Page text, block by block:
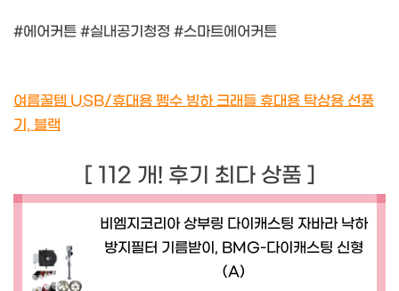
#에어커튼 #실내공기청정 #스마트에어커튼
여름꿀템 USB/휴대용 펭수 빙하 크래들 휴대용 탁상용 선풍
기, 블랙
[ 112 개! 후기 최다 상품 ]
비엠지코리아 상부링 다이캐스팅 자바라 낙하
방지필터 기름받이, BMG-다이캐스팅 신형
(A)